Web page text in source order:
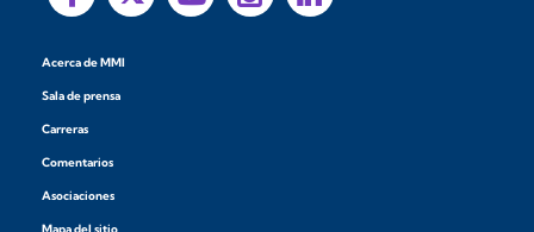
Acerca de MMI
Sala de prensa
Carreras
Comentarios
Asociaciones